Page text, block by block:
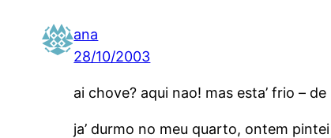
ana
28/10/2003
ai chove? aqui nao! mas esta’ frio –
ja’ durmo no meu quarto, ontem